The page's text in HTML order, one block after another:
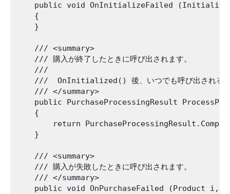
public void OnInitializeFailed
    {
    }
    /// <summary>
    /// 購入が終了したときに呼び出されます。
    ///
///  OnInitialized() 後、いつでも呼び出される
    /// </summary>
public PurchaseProcessingResult
    {
return
    }
    /// <summary>
    /// 購入が失敗したときに呼び出されます。
    /// </summary>
public void OnPurchaseFailed (Product i,